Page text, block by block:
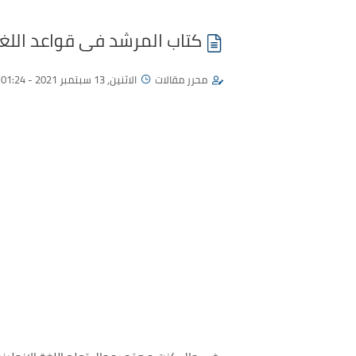
كتاب المرشد فى قواعد
محرر مقالات الاثنين, 13 سبتمبر 2021 - 01:24 م